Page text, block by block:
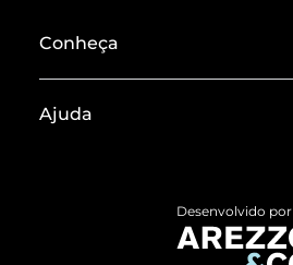
Conheça
Termos de Uso
ZZ MALL é confiável
Ajuda
Devolução do Produto
Desenvolvido por